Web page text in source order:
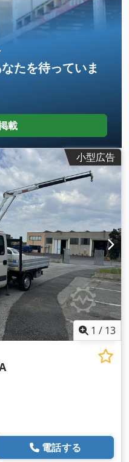
2,070 mm, 運転質量:
225
チロック・ブレーキ・シス
ズコントロール, トラクショ
, 低騒音, 車載コンピュー
たを待っていま
載
小型広告
1 / 13
電話する